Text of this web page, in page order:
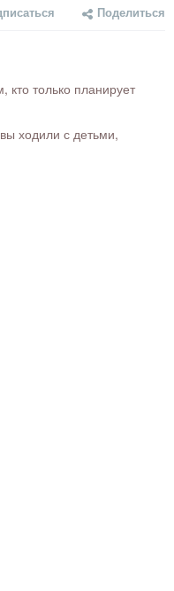
Поделиться
только планирует
ходили с детьми,